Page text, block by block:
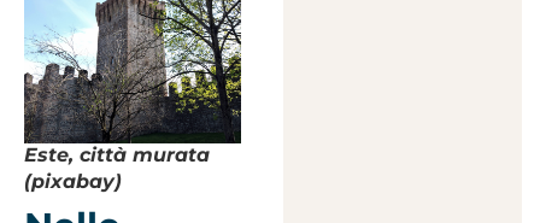
Este, città murata
(pixabay)